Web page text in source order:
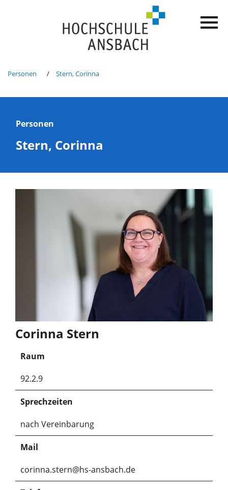
Personen Stern, Corinna
Personen
Stern, Corinna
Corinna Stern
Raum
92.2.9
Sprechzeiten
nach Vereinbarung
Mail
corinna.stern@hs-ansbach.de